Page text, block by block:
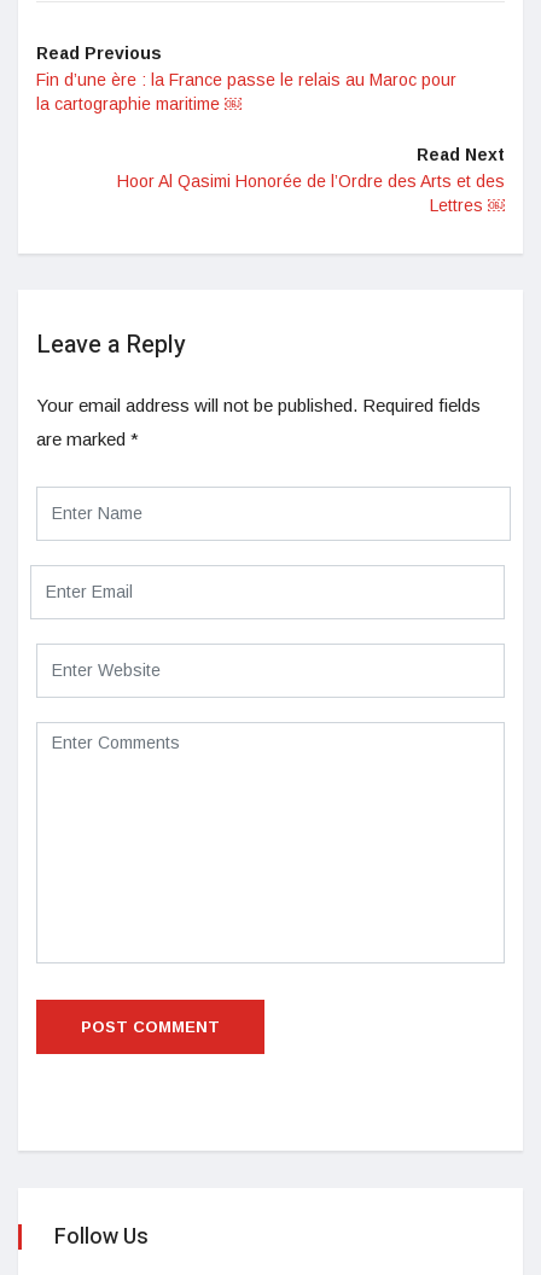
Read Previous
Fin d’une ère : la France passe le relais au Maroc pour
la cartographie maritime ￼
Read Next
Hoor Al Qasimi Honorée de l’Ordre des Arts et des
Lettres ￼
Leave a Reply
Your email address will not be published. Required fields
are marked *
Follow Us